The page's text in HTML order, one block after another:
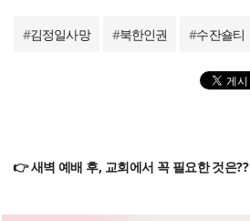
#김정일사망 #북한인권 #수잔숄티
👉 새벽 예배 후, 교회에서 꼭 필요한 것은??